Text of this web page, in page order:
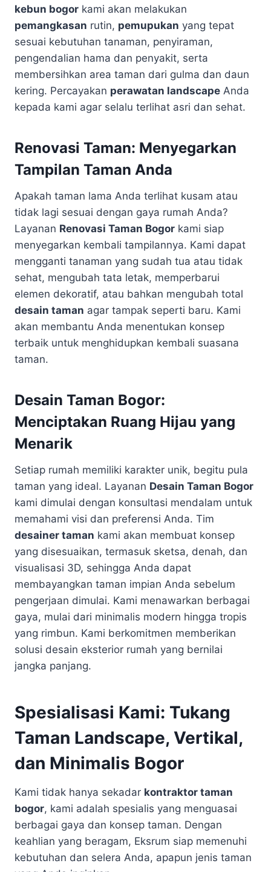
kebun bogor kami akan melakukan
pemangkasan rutin, pemupukan yang tepat
sesuai kebutuhan tanaman, penyiraman,
pengendalian hama dan penyakit, serta
membersihkan area taman dari gulma dan daun
kering. Percayakan perawatan landscape Anda
kepada kami agar selalu terlihat asri dan sehat.
Renovasi Taman: Menyegarkan
Tampilan Taman Anda
Apakah taman lama Anda terlihat kusam atau
tidak lagi sesuai dengan gaya rumah Anda?
Layanan Renovasi Taman Bogor kami siap
menyegarkan kembali tampilannya. Kami dapat
mengganti tanaman yang sudah tua atau tidak
sehat, mengubah tata letak, memperbarui
elemen dekoratif, atau bahkan mengubah total
desain taman agar tampak seperti baru. Kami
akan membantu Anda menentukan konsep
terbaik untuk menghidupkan kembali suasana
taman.
Desain Taman Bogor:
Menciptakan Ruang Hijau yang
Menarik
Setiap rumah memiliki karakter unik, begitu pula
taman yang ideal. Layanan Desain Taman Bogor
kami dimulai dengan konsultasi mendalam untuk
memahami visi dan preferensi Anda. Tim
desainer taman kami akan membuat konsep
yang disesuaikan, termasuk sketsa, denah, dan
visualisasi 3D, sehingga Anda dapat
membayangkan taman impian Anda sebelum
pengerjaan dimulai. Kami menawarkan berbagai
gaya, mulai dari minimalis modern hingga tropis
yang rimbun. Kami berkomitmen memberikan
solusi desain eksterior rumah yang bernilai
jangka panjang.
Spesialisasi Kami: Tukang
Taman Landscape, Vertikal,
dan Minimalis Bogor
Kami tidak hanya sekadar kontraktor taman
bogor, kami adalah spesialis yang menguasai
berbagai gaya dan konsep taman. Dengan
keahlian yang beragam, Eksrum siap memenuhi
kebutuhan dan selera Anda, apapun jenis taman